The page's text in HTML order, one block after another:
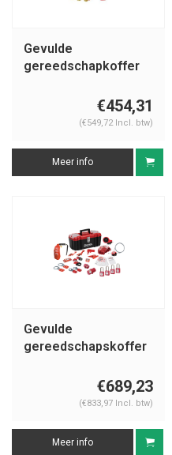
Gevulde
gereedschapkoffer
€454,31
(€549,72 Incl. btw)
Meer info
Gevulde
gereedschapskoffer
€689,23
(€833,97 Incl. btw)
Meer info